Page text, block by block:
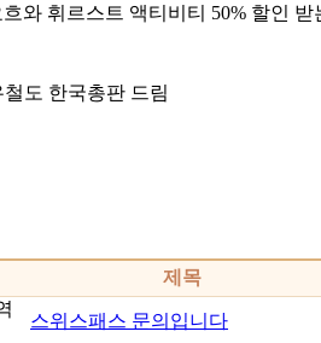
와 휘르스트 액티비티 50% 할인
도 한국총판 드림
제목
스위스패스 문의입니다